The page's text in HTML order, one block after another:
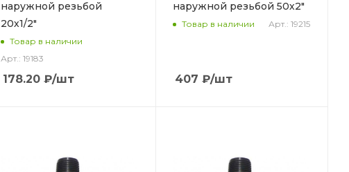
наружной резьбой
20х1/2"
Товар в наличии
Арт.: 19183
178.20₽/шт
наружной резьбой 50х2"
Товар в наличии Арт.: 19215
407 ₽/шт